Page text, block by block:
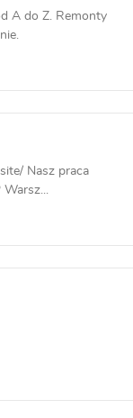
A do Z. Remonty
Nasz praca